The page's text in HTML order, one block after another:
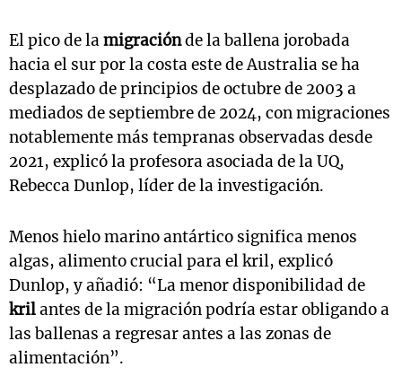
El pico de lamigraciónde la ballena jorobada
hacia el sur por la costa este de Australia se ha
desplazado de principios de octubre de 2003 a
mediados de septiembre de 2024, con migraciones
notablemente más tempranas observadas desde
2021, explicó la profesora asociada de la UQ,
Rebecca Dunlop, líder de la investigación.
Menos hielo marino antártico significa menos
algas, alimento crucial para el kril, explicó
Dunlop, y añadió: “La menor disponibilidad de
krilantes de la migración podría estar obligando a
las ballenas a regresar antes a las zonas de
alimentación”.